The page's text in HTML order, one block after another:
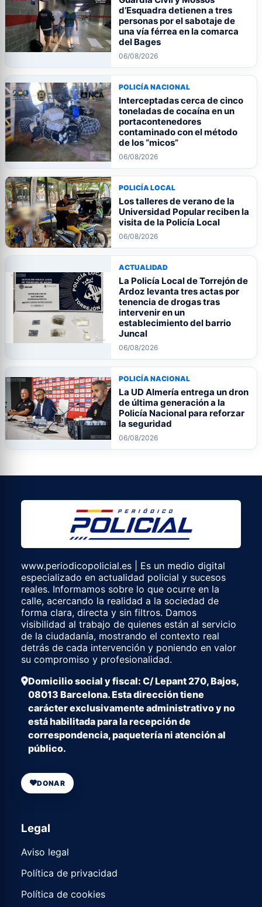
d’Esquadra detienen a tres
personas por el sabotaje de
una vía férrea en la comarca
del Bages
06/08/2026
POLICÍA NACIONAL
Interceptadas cerca de cinco
toneladas de cocaína en un
portacontenedores
contaminado con el método
de los “micos”
06/08/2026
POLICÍA LOCAL
Los talleres de verano de la
Universidad Popular reciben la
visita de la Policía Local
06/08/2026
ACTUALIDAD
La Policía Local de Torrejón de
Ardoz levanta tres actas por
tenencia de drogas tras
intervenir en un
establecimiento del barrio
Juncal
06/08/2026
POLICÍA NACIONAL
La UD Almería entrega un dron
de última generación a la
Policía Nacional para reforzar
la seguridad
06/08/2026
www.periodicopolicial.es | Es un medio digital
especializado en actualidad policial y sucesos
reales. Informamos sobre lo que ocurre en la
calle, acercando la realidad a la sociedad de
forma clara, directa y sin filtros. Damos
visibilidad al trabajo de quienes están al servicio
de la ciudadanía, mostrando el contexto real
detrás de cada intervención y poniendo en valor
su compromiso y profesionalidad.
Domicilio social y fiscal: C/ Lepant 270, Bajos,
08013 Barcelona. Esta dirección tiene
carácter exclusivamente administrativo y no
está habilitada para la recepción de
correspondencia, paquetería ni atención al
público.
DONAR
Legal
Aviso legal
Política de privacidad
Política de cookies